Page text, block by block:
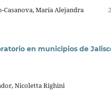
María Alejandra
en municipios de
Nicoletta Righini